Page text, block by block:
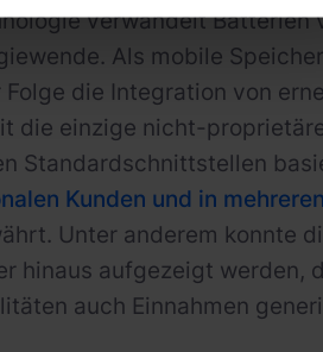
verwandelt Batterien
Als mobile
die Integration von
die einzige nicht-
Standardschnittstellen
Kunden und in mehreren
Unter anderem konnte
hinaus aufgezeigt werden,
auch Einnahmen